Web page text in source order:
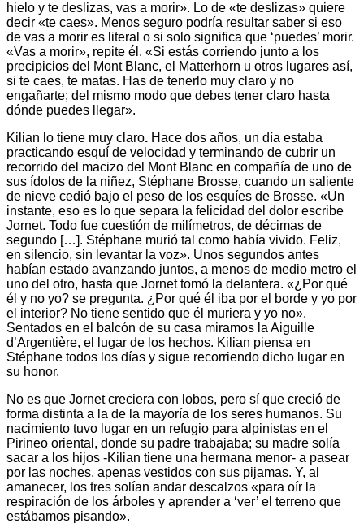
hielo y te deslizas, vas a morir». Lo de «te deslizas» quiere
decir «te caes». Menos seguro podría resultar saber si eso
de vas a morir es literal o si solo significa que ‘puedes’ morir.
«Vas a morir», repite él. «Si estás corriendo junto a los
precipicios del Mont Blanc, el Matterhorn u otros lugares así,
si te caes, te matas. Has de tenerlo muy claro y no
engañarte; del mismo modo que debes tener claro hasta
dónde puedes llegar».
Kilian lo tiene muy claro. Hace dos años, un día estaba
practicando esquí de velocidad y terminando de cubrir un
recorrido del macizo del Mont Blanc en compañía de uno de
sus ídolos de la niñez, Stéphane Brosse, cuando un saliente
de nieve cedió bajo el peso de los esquíes de Brosse. «Un
instante, eso es lo que separa la felicidad del dolor escribe
Jornet. Todo fue cuestión de milímetros, de décimas de
segundo […]. Stéphane murió tal como había vivido. Feliz,
en silencio, sin levantar la voz». Unos segundos antes
habían estado avanzando juntos, a menos de medio metro el
uno del otro, hasta que Jornet tomó la delantera. «¿Por qué
él y no yo? se pregunta. ¿Por qué él iba por el borde y yo por
el interior? No tiene sentido que él muriera y yo no».
Sentados en el balcón de su casa miramos la Aiguille
d’Argentière, el lugar de los hechos. Kilian piensa en
Stéphane todos los días y sigue recorriendo dicho lugar en
su honor.
No es que Jornet creciera con lobos, pero sí que creció de
forma distinta a la de la mayoría de los seres humanos. Su
nacimiento tuvo lugar en un refugio para alpinistas en el
Pirineo oriental, donde su padre trabajaba; su madre solía
sacar a los hijos -Kilian tiene una hermana menor- a pasear
por las noches, apenas vestidos con sus pijamas. Y, al
amanecer, los tres solían andar descalzos «para oír la
respiración de los árboles y aprender a ‘ver’ el terreno que
estábamos pisando».